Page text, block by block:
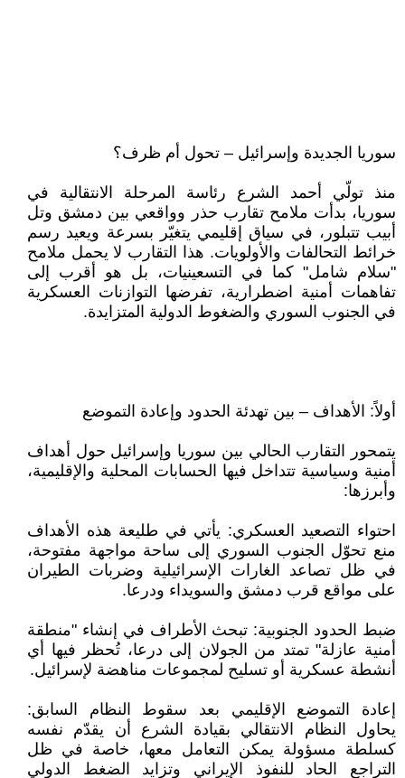
سوريا الجديدة وإسرائيل – تحول أم ظرف؟
منذ تولّي أحمد الشرع رئاسة المرحلة الانتقالية في
سوريا، بدأت ملامح تقارب حذر وواقعي بين دمشق وتل
أبيب تتبلور، في سياق إقليمي يتغيّر بسرعة ويعيد رسم
خرائط التحالفات والأولويات. هذا التقارب لا يحمل ملامح
"سلام شامل" كما في التسعينيات، بل هو أقرب إلى
تفاهمات أمنية اضطرارية، تفرضها التوازنات العسكرية
في الجنوب السوري والضغوط الدولية المتزايدة.
أولاً: الأهداف – بين تهدئة الحدود وإعادة التموضع
يتمحور التقارب الحالي بين سوريا وإسرائيل حول أهداف
أمنية وسياسية تتداخل فيها الحسابات المحلية والإقليمية،
وأبرزها:
احتواء التصعيد العسكري: يأتي في طليعة هذه الأهداف
منع تحوّل الجنوب السوري إلى ساحة مواجهة مفتوحة،
في ظل تصاعد الغارات الإسرائيلية وضربات الطيران
على مواقع قرب دمشق والسويداء ودرعا.
ضبط الحدود الجنوبية: تبحث الأطراف في إنشاء "منطقة
أمنية عازلة" تمتد من الجولان إلى درعا، تُحظر فيها أي
أنشطة عسكرية أو تسليح لمجموعات مناهضة لإسرائيل.
إعادة التموضع الإقليمي بعد سقوط النظام السابق:
يحاول النظام الانتقالي بقيادة الشرع أن يقدّم نفسه
كسلطة مسؤولة يمكن التعامل معها، خاصة في ظل
التراجع الحاد للنفوذ الإيراني وتزايد الضغط الدولي